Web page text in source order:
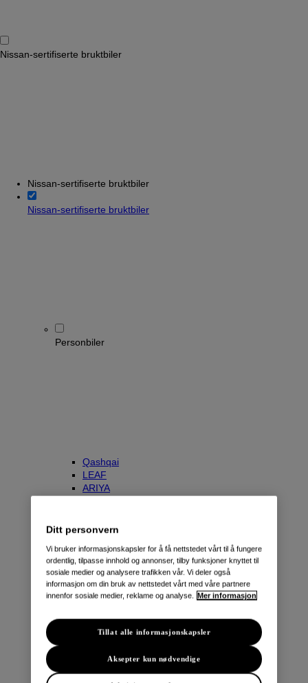
Nissan-sertifiserte bruktbiler
Nissan-sertifiserte bruktbiler
Nissan-sertifiserte bruktbiler
Personbiler
Qashqai
LEAF
ARIYA
e-NV200 Evalia
Navara
Ditt personvern
Vi bruker informasjonskapsler for å få nettstedet vårt til å fungere
ordentlig, tilpasse innhold og annonser, tilby funksjoner knyttet til
sosiale medier og analysere trafikken vår. Vi deler også
informasjon om din bruk av nettstedet vårt med våre partnere
innenfor sosiale medier, reklame og analyse. Mer informasjon
Aksepter kun nødvendige
Tillat alle informasjonskapsler